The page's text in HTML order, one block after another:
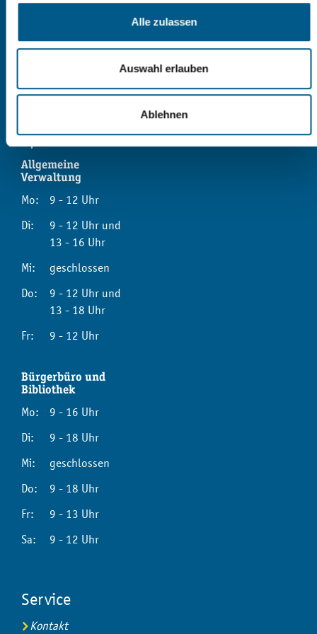
Alle zulassen
Auswahl erlauben
Ablehnen
Kontaktformular
Sprechzeiten
Allgemeine
Verwaltung
Mo:
9 - 12 Uhr
Di:
9 - 12 Uhr und
13 - 16 Uhr
Mi:
geschlossen
Do:
9 - 12 Uhr und
13 - 18 Uhr
Fr:
9 - 12 Uhr
Bürgerbüro und
Bibliothek
Mo:
9 - 16 Uhr
Di:
9 - 18 Uhr
Mi:
geschlossen
Do:
9 - 18 Uhr
Fr:
9 - 13 Uhr
Sa:
9 - 12 Uhr
Service
Kontakt